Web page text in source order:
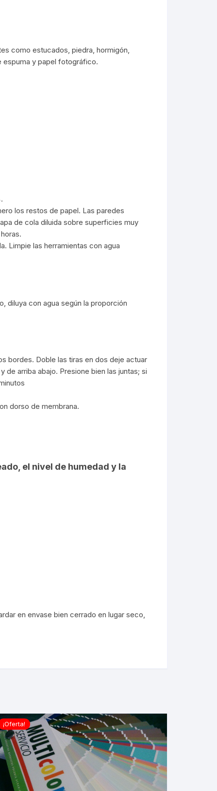
como estucados, piedra, hormigón,
espuma y papel fotográfico.
los restos de papel. Las paredes
de cola diluida sobre superficies muy
Limpie las herramientas con agua
diluya con agua según la proporción
bordes. Doble las tiras en dos deje actuar
arriba abajo. Presione bien las juntas; si
dorso de membrana.
el nivel de humedad y la
en envase bien cerrado en lugar seco,
¡Oferta!